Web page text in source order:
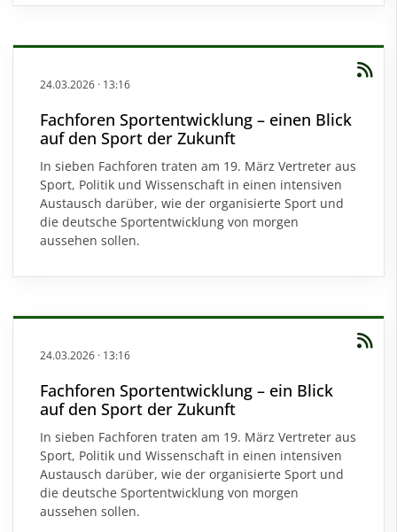
24.03.2026 · 13:16
Fachforen Sportentwicklung – einen Blick
auf den Sport der Zukunft
In sieben Fachforen traten am 19. März Vertreter aus
Sport, Politik und Wissenschaft in einen intensiven
Austausch darüber, wie der organisierte Sport und
die deutsche Sportentwicklung von morgen
aussehen sollen.
24.03.2026 · 13:16
Fachforen Sportentwicklung – ein Blick
auf den Sport der Zukunft
In sieben Fachforen traten am 19. März Vertreter aus
Sport, Politik und Wissenschaft in einen intensiven
Austausch darüber, wie der organisierte Sport und
die deutsche Sportentwicklung von morgen
aussehen sollen.